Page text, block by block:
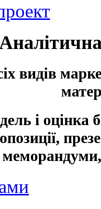
видів
і оцінка
меморандуми,